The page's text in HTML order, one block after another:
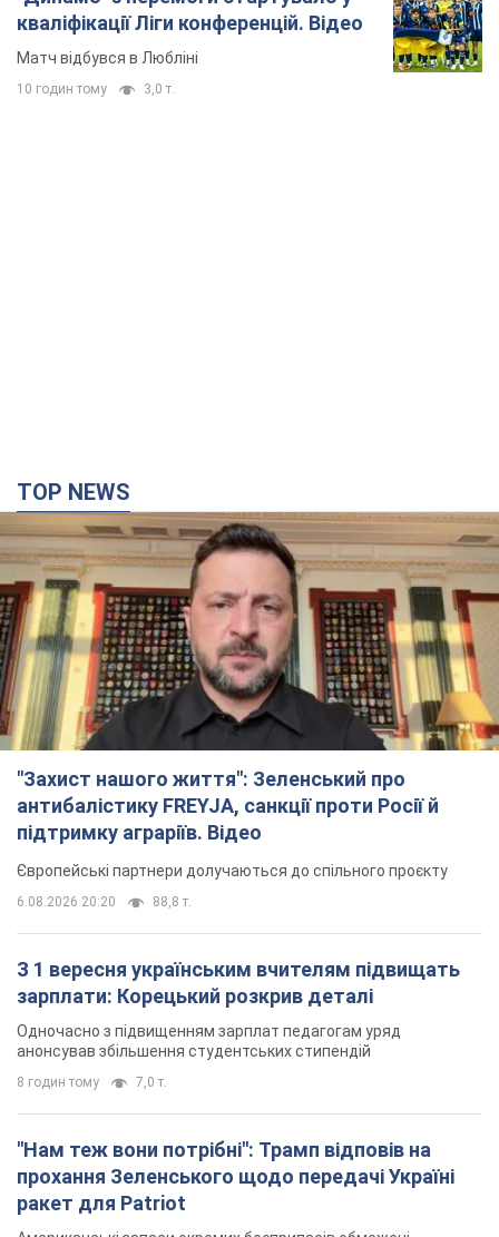
антибалістику FREYJA, санкції проти Росії й
підтримку аграріїв. Відео
Європейські партнери долучаються до спільного проєкту
6.08.2026 20:20 88,8 т.
З 1 вересня українським вчителям підвищать
зарплати: Корецький розкрив деталі
Одночасно з підвищенням зарплат педагогам уряд
анонсував збільшення студентських стипендій
8 годин тому 7,0 т.
"Нам теж вони потрібні": Трамп відповів на
прохання Зеленського щодо передачі Україні
ракет для Patriot
7 годин тому